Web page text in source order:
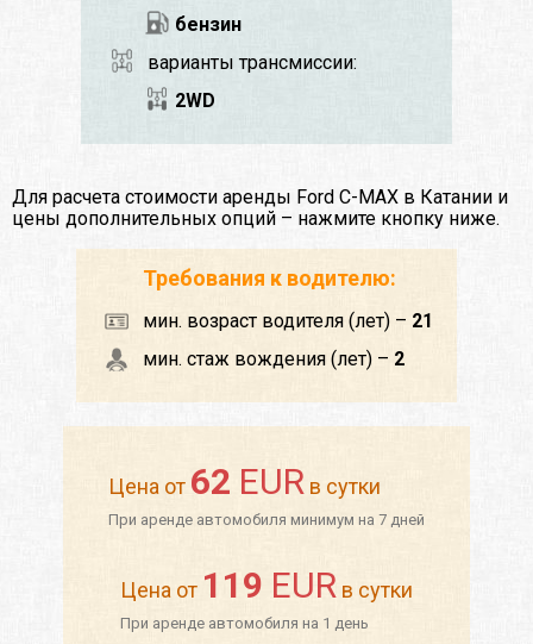
бензин
варианты трансмиссии:
2WD
Для расчета стоимости аренды Ford C-MAX в Катании и
цены дополнительных опций – нажмите кнопку ниже.
Требования к водителю:
мин. возраст водителя (лет) – 21
мин. стаж вождения (лет) – 2
Цена от 62 EUR в сутки
При аренде автомобиля минимум на 7 дней
Цена от 119 EUR в сутки
При аренде автомобиля на 1 день